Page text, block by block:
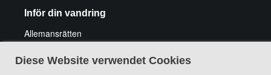
Diese Website verwendet Cookies
Inför din vandring
Allemansrätten
Friluftsliv med funktionshinder
Att vandra med hund